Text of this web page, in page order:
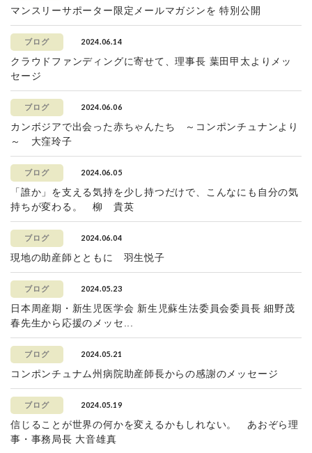
マンスリーサポーター限定メールマガジンを 特別公開
ブログ 2024.06.14
クラウドファンディングに寄せて、理事長 葉田甲太よりメッ
セージ
ブログ 2024.06.06
カンボジアで出会った赤ちゃんたち ～コンポンチュナンより
～ 大窪玲子
ブログ 2024.06.05
「誰か」を支える気持を少し持つだけで、こんなにも自分の気
持ちが変わる。 柳 貴英
ブログ 2024.06.04
現地の助産師とともに 羽生悦子
ブログ 2024.05.23
日本周産期・新生児医学会 新生児蘇生法委員会委員長 細野茂
春先生から応援のメッセ...
ブログ 2024.05.21
コンポンチュナム州病院助産師長からの感謝のメッセージ
ブログ 2024.05.19
信じることが世界の何かを変えるかもしれない。 あおぞら理
事・事務局長 大音雄真